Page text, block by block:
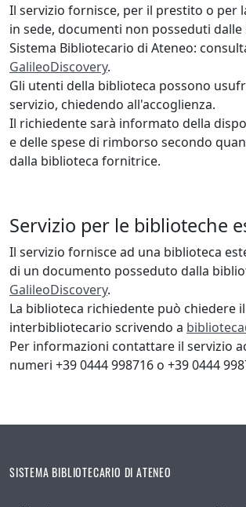
Il servizio fornisce, per il prestito o per
in sede, documenti non posseduti
Sistema Bibliotecario di Ateneo:
GalileoDiscovery.
Gli utenti della biblioteca possono
servizio, chiedendo all'accoglienza.
Il richiedente sarà informato della
e delle spese di rimborso secondo
dalla biblioteca fornitrice.
Servizio per le biblioteche
Il servizio fornisce ad una biblioteca
di un documento posseduto dalla
GalileoDiscovery.
La biblioteca richiedente può chiedere
interbibliotecario scrivendo a
Per informazioni contattare il servizio
numeri +39 0444 998716 o +39 0444
SISTEMA BIBLIOTECARIO DI ATENEO